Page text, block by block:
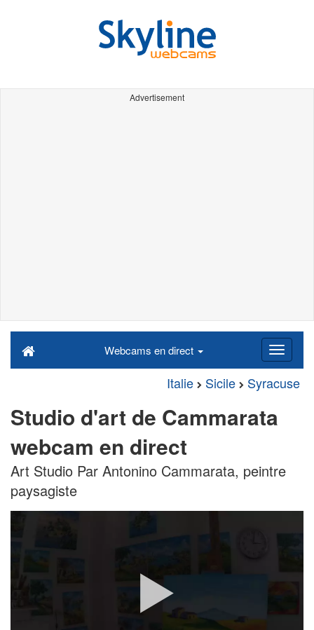
Advertisement
Webcams en direct
Italie Sicile Syracuse
Studio d'art de Cammarata
webcam en direct
Art Studio Par Antonino Cammarata, peintre
paysagiste